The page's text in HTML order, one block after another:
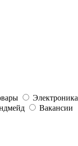
Электроника
Вакансии